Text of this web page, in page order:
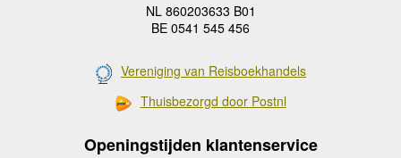
NL 860203633 B01
BE 0541 545 456
Vereniging van Reisboekhandels
Thuisbezorgd door Postnl
Openingstijden klantenservice